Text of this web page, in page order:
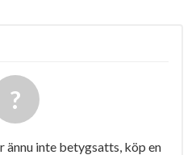
ännu inte betygsatts, köp en